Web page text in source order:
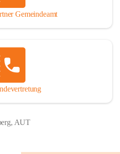
Gemeindeamt
AUT